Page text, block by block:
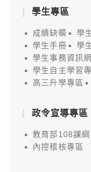
學生專區
成績缺曠
學
學生手冊
學
學生事務資訊網
學生自主學習
高三升學專區
政令宣導專區
教育部108課綱
內控稽核專區